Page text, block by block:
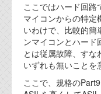
お問い合わせフ
ここではハード回路
マイコンからの特定
いわけで、比較的簡
ンマイコンとハー
とは従属故障、す
いずれも無いことを
ここで、規格の